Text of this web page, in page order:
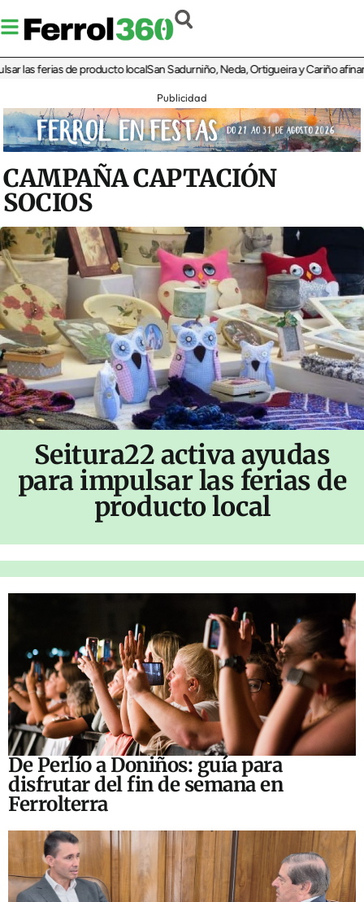
ferias de producto localSan Sadurniño, Neda, Ortigueira y Cariño afinan
Publicidad
CAMPAÑA CAPTACIÓN
SOCIOS
Seitura22 activa ayudas
para impulsar las ferias de
producto local
De Perlío a Doniños: guía para
disfrutar del fin de semana en
Ferrolterra